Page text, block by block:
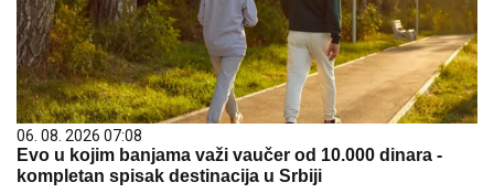
06. 08. 2026 07:08
Evo u kojim banjama važi vaučer od 10.000 dinara -
kompletan spisak destinacija u Srbiji